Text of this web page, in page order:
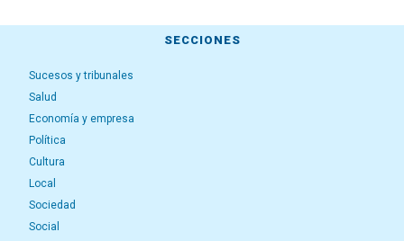
SECCIONES
Sucesos y tribunales
Salud
Economía y empresa
Política
Cultura
Local
Sociedad
Social